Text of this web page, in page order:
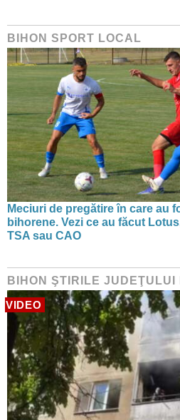
BIHON SPORT LOCAL
Meciuri de pregătire în care au
bihorene. Vezi ce au făcut
TSA sau CAO
BIHON ŞTIRILE JUDEŢULUI
VIDEO